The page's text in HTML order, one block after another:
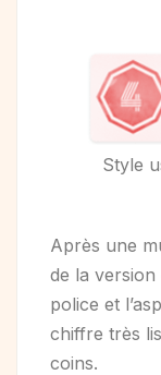
Style
Après une
de la
police et
chiffre très
coins.